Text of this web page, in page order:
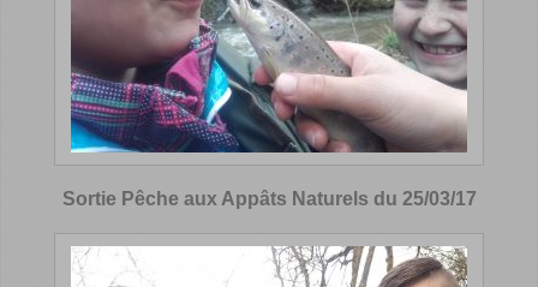
Sortie Pêche aux Appâts Naturels du 25/03/17